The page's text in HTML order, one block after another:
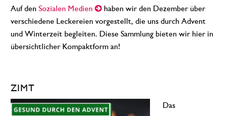
Auf den Sozialen Medien
haben wir den Dezember über
verschiedene Leckereien vorgestellt, die uns durch Advent
und Winterzeit begleiten. Diese Sammlung bieten wir hier in
übersichtlicher Kompaktform an!
ZIMT
Das